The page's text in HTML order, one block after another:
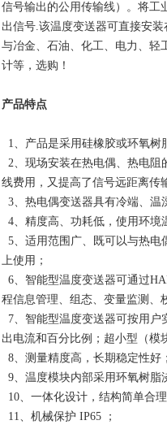
信号输出的公用传输线）。将工
出信号.该温度变送器可直接安
与冶金、石油、化工、电力、轻
计等，选购！
产品特点
1、产品是采用硅橡胶或环氧树
2、现场安装在热电偶、热电阻
线费用，又提高了信号远距离传
3、热电偶变送器具有冷端、温
4、精度高、功耗低，使用环境
5、适用范围广、既可以与热电
上使用；
6、智能型温度变送器可通过
程信息管理、组态、变量监测、
7、智能型温度变送器可按用户
出电流和百分比例；超小型（模
8、测量精度高，长期稳定性好
9、温度模块内部采用环氧树脂
10、一体化设计，结构简单合
11、机械保护 IP65 ；